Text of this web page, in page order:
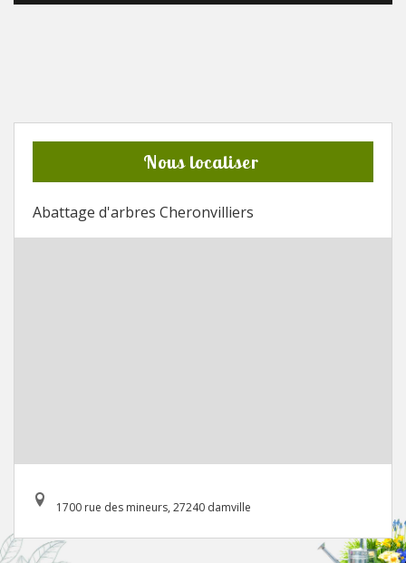
Nous localiser
Abattage d'arbres Cheronvilliers
1700 rue des mineurs, 27240 damville